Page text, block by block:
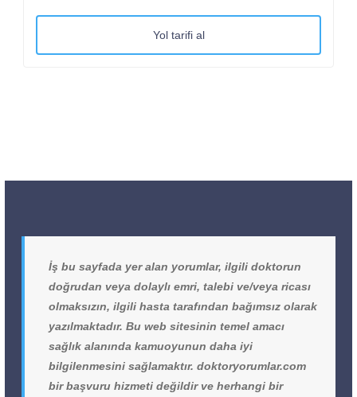
Yol tarifi al
İş bu sayfada yer alan yorumlar, ilgili doktorun
doğrudan veya dolaylı emri, talebi ve/veya ricası
olmaksızın, ilgili hasta tarafından bağımsız olarak
yazılmaktadır. Bu web sitesinin temel amacı
sağlık alanında kamuoyunun daha iyi
bilgilenmesini sağlamaktır. doktoryorumlar.com
bir başvuru hizmeti değildir ve herhangi bir